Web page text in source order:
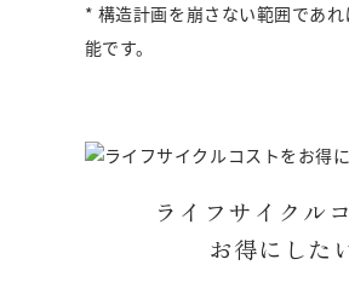
* 構造計画を崩さない範囲であ
能です。
ライフサイクル
お得にした